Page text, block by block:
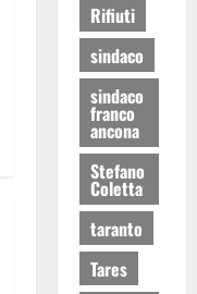
Rifiuti
sindaco
sindaco
franco
ancona
Stefano
Coletta
taranto
Tares